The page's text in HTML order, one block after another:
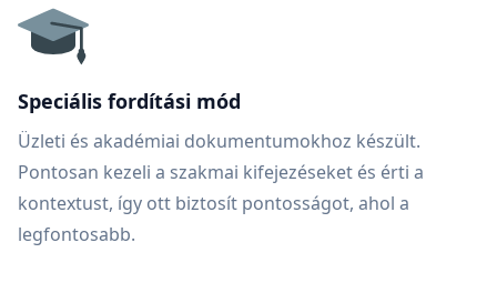
Speciális fordítási mód
Üzleti és akadémiai dokumentumokhoz készült.
Pontosan kezeli a szakmai kifejezéseket és érti a
kontextust, így ott biztosít pontosságot, ahol a
legfontosabb.